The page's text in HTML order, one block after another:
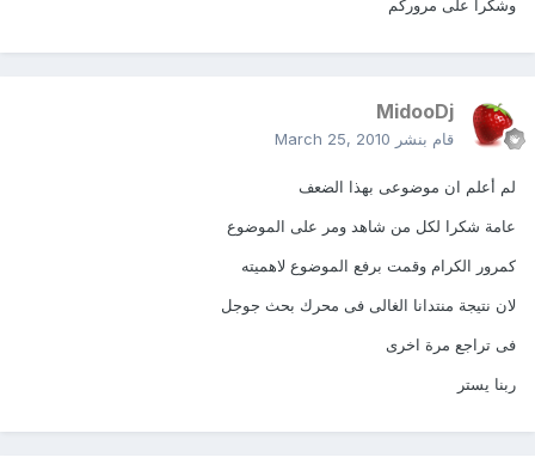
وشكرا على مروركم
MidooDj
قام بنشر March 25, 2010
لم أعلم ان موضوعى بهذا الضعف
عامة شكرا لكل من شاهد ومر على الموضوع
كمرور الكرام وقمت برفع الموضوع لاهميته
لان نتيجة منتدانا الغالى فى محرك بحث جوجل
فى تراجع مرة اخرى
ربنا يستر